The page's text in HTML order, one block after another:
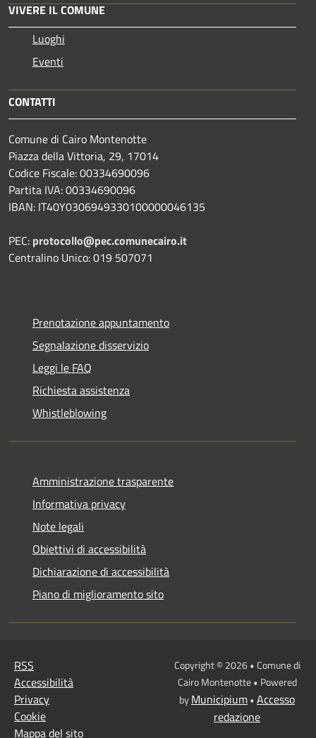
VIVERE IL COMUNE
Luoghi
Eventi
CONTATTI
Comune di Cairo Montenotte
Piazza della Vittoria, 29, 17014
Codice Fiscale: 00334690096
Partita IVA: 00334690096
IBAN: IT40Y0306949330100000046135
PEC: protocollo@pec.comunecairo.it
Centralino Unico: 019 507071
Prenotazione appuntamento
Segnalazione disservizio
Leggi le FAQ
Richiesta assistenza
Whistleblowing
Amministrazione trasparente
Informativa privacy
Note legali
Obiettivi di accessibilità
Dichiarazione di accessibilità
Piano di miglioramento sito
RSS
Accessibilità
Privacy
Cookie
Mappa del sito
Copyright © 2026 • Comune di
Cairo Montenotte • Powered
byMunicipium• Accesso
redazione